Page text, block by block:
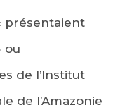
présentaient
ou
de l’Institut
de l’Amazonie